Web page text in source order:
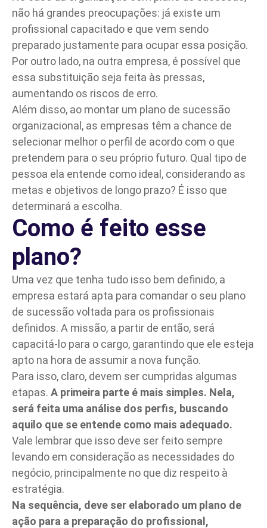
não há grandes preocupações: já existe um
profissional capacitado e que vem sendo
preparado justamente para ocupar essa posição.
Por outro lado, na outra empresa, é possível que
essa substituição seja feita às pressas,
aumentando os riscos de erro.
Além disso, ao montar um plano de sucessão
organizacional, as empresas têm a chance de
selecionar melhor o perfil de acordo com o que
pretendem para o seu próprio futuro. Qual tipo de
pessoa ela entende como ideal, considerando as
metas e objetivos de longo prazo? É isso que
determinará a escolha.
Como é feito esse
plano?
Uma vez que tenha tudo isso bem definido, a
empresa estará apta para comandar o seu plano
de sucessão voltada para os profissionais
definidos. A missão, a partir de então, será
capacitá-lo para o cargo, garantindo que ele esteja
apto na hora de assumir a nova função.
Para isso, claro, devem ser cumpridas algumas
etapas. A primeira parte é mais simples. Nela,
será feita uma análise dos perfis, buscando
aquilo que se entende como mais adequado.
Vale lembrar que isso deve ser feito sempre
levando em consideração as necessidades do
negócio, principalmente no que diz respeito à
estratégia.
Na sequência, deve ser elaborado um plano de
ação para a preparação do profissional,